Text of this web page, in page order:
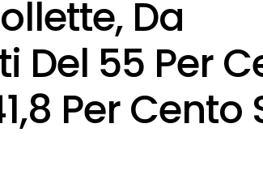
Da
Del 55 Per
Per Cento